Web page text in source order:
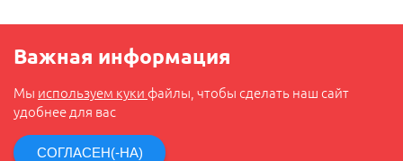
Важная информация
Мы используем куки файлы, чтобы сделать наш сайт
удобнее для вас
СОГЛАСЕН(-НА)